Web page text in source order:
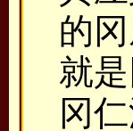
的
就
冈